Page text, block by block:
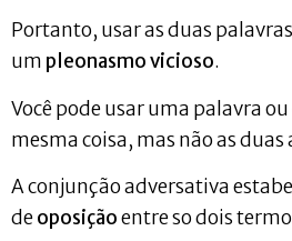
Portanto, usar as duas
um pleonasmo vicioso.
Você pode usar uma palavra
mesma coisa, mas não as
A conjunção adversativa
deoposiçãoentre so dois